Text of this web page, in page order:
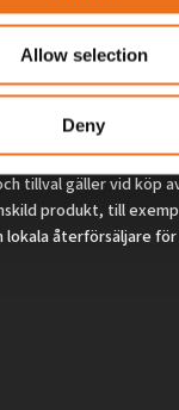
Allow selection
Deny
tillval gäller vid köp
produkt, till
återförsäljare